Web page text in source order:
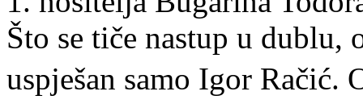
Što se tiče nastup u dublu,
uspješan samo Igor Račić.